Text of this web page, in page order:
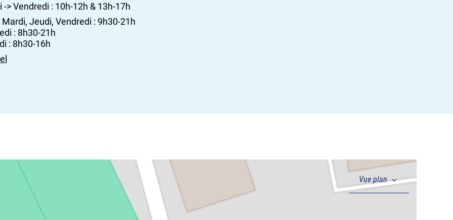
> Vendredi : 10h-12h & 13h-17h
Jeudi, Vendredi : 9h30-21h
: 8h30-21h
: 8h30-16h